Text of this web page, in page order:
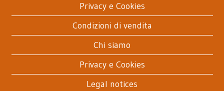
Privacy e Cookies
Condizioni di vendita
Chi siamo
Privacy e Cookies
Legal notices